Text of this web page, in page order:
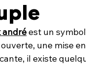
andré est un
une mise
il existe